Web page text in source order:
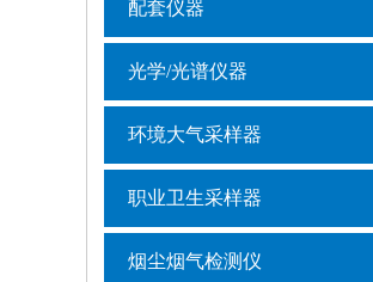
配套仪器
光学/光谱仪器
环境大气采样器
职业卫生采样器
烟尘烟气检测仪